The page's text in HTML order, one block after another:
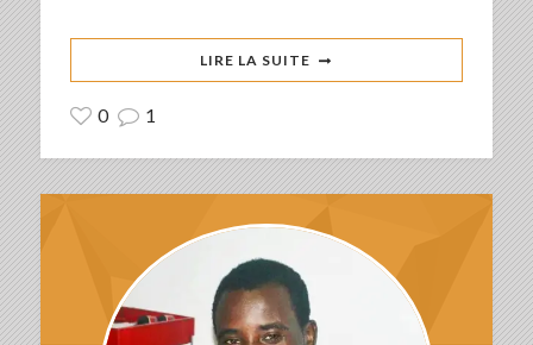
LIRE LA SUITE
0 1